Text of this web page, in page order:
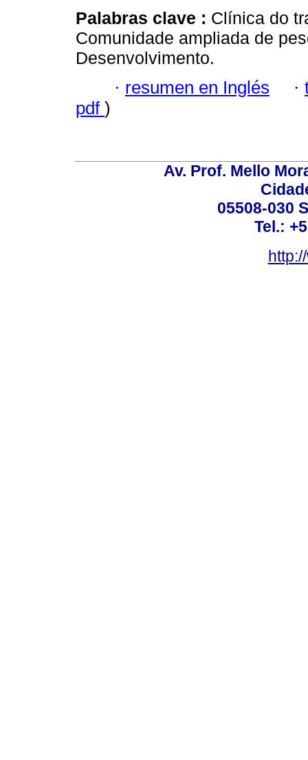
Palabras clave : Clínica do
Comunidade ampliada de
Desenvolvimento.
· resumen en Inglés ·
pdf )
Av. Prof. Mello
05508-030
Tel.: